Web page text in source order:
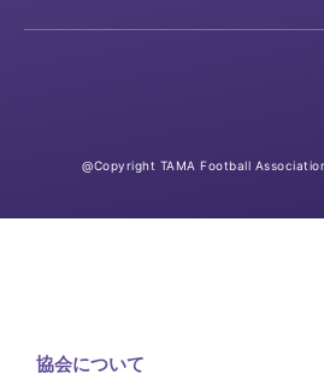
@Copyright TAMA Football
協会について